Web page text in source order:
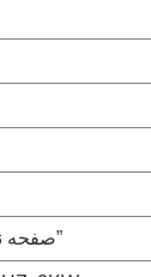
صفحه نمایش لمسی رنگی 7” / 10”